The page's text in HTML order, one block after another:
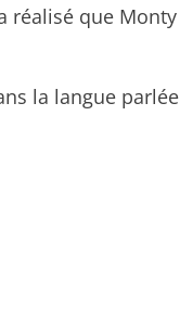
réalisé que Monty
la langue parlée